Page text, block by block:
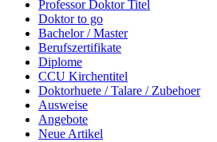
Professor Doktor Titel
Doktor to go
Bachelor / Master
Berufszertifikate
Diplome
CCU Kirchentitel
Doktorhuete / Talare / Zubehoer
Ausweise
Angebote
Neue Artikel